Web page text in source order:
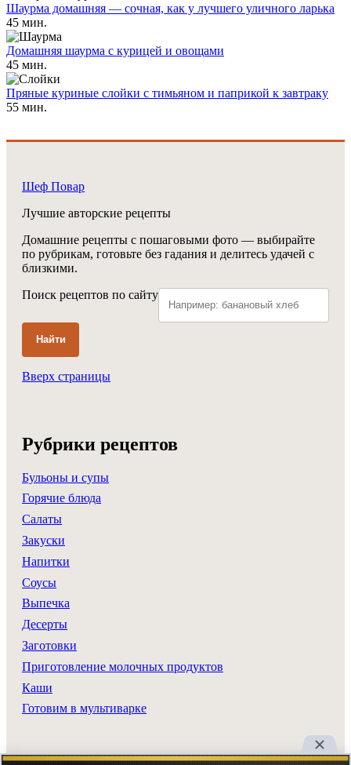
Шаурма домашняя — сочная, как у лучшего уличного ларька
45 мин.
Домашняя шаурма с курицей и овощами
45 мин.
Пряные куриные слойки с тимьяном и паприкой к завтраку
55 мин.
Шеф Повар
Лучшие авторские рецепты
Домашние рецепты с пошаговыми фото — выбирайте
по рубрикам, готовьте без гадания и делитесь удачей с
близкими.
Поиск рецептов по сайту
Найти
Вверх страницы
Рубрики рецептов
Бульоны и супы
Горячие блюда
Салаты
Закуски
Напитки
Соусы
Выпечка
Десерты
Заготовки
Приготовление молочных продуктов
Каши
Готовим в мультиварке